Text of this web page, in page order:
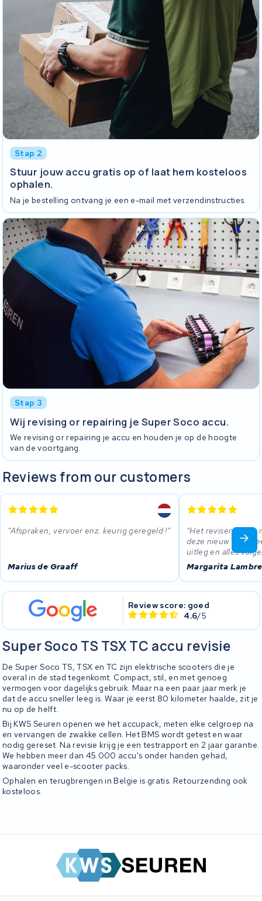
Stap 2
Stuur jouw accu gratis op of laat hem kosteloos
ophalen.
Na je bestelling ontvang je een e-mail met verzendinstructies.
Stap 3
Wij revising or repairing je Super Soco accu.
We revising or repairing je accu en houden je op de hoogte
van de voortgang.
Reviews from our customers
Afspraken, vervoer enz. keurig geregeld !
Marius de Graaff
Het reviseren van
deze nieuw niet
uitleg en alles
Margarita
Review score: goed
4.6/5
Super Soco TS TSX TC accu revisie
De Super Soco TS, TSX en TC zijn elektrische scooters die je
overal in de stad tegenkomt. Compact, stil, en met genoeg
vermogen voor dagelijks gebruik. Maar na een paar jaar merk je
dat de accu sneller leeg is. Waar je eerst 80 kilometer haalde, zit je
nu op de helft.
Bij KWS Seuren openen we het accupack, meten elke celgroep na
en vervangen de zwakke cellen. Het BMS wordt getest en waar
nodig gereset. Na revisie krijg je een testrapport en 2 jaar garantie.
We hebben meer dan 45.000 accu's onder handen gehad,
waaronder veel e-scooter packs.
Ophalen en terugbrengen in Belgie is gratis. Retourzending ook
kosteloos.